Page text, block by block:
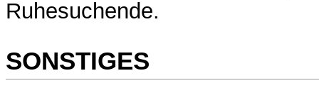
Ruhesuchende.
SONSTIGES